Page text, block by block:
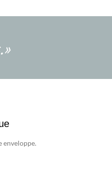
»
enveloppe.